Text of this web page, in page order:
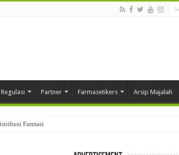
Regulasi Partner Farmasetikers Arsip Majalah
Farmasi